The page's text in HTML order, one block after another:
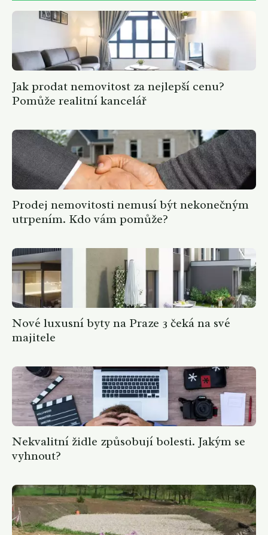
Jak prodat nemovitost za nejlepší cenu?
Pomůže realitní kancelář
Prodej nemovitosti nemusí být nekonečným
utrpením. Kdo vám pomůže?
Nové luxusní byty na Praze 3 čeká na své
majitele
Nekvalitní židle způsobují bolesti. Jakým se
vyhnout?